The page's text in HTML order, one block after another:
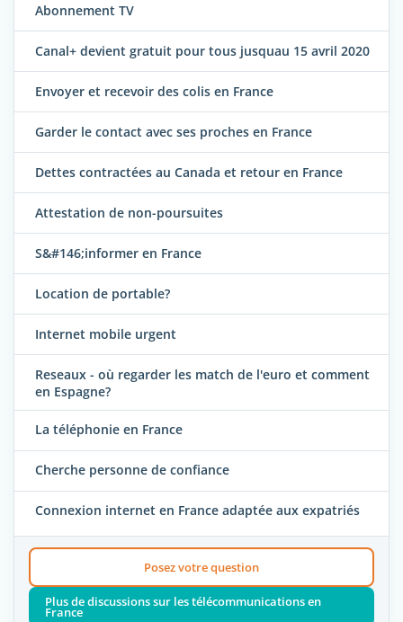
Abonnement TV
Canal+ devient gratuit pour tous jusquau 15 avril 2020
Envoyer et recevoir des colis en France
Garder le contact avec ses proches en France
Dettes contractées au Canada et retour en France
Attestation de non-poursuites
S&#146;informer en France
Location de portable?
Internet mobile urgent
Reseaux - où regarder les match de l'euro et comment
en Espagne?
La téléphonie en France
Cherche personne de confiance
Connexion internet en France adaptée aux expatriés
Posez votre question
Plus de discussions sur les télécommunications en
France